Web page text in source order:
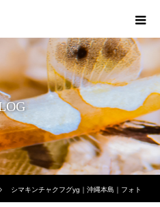
シマキンチャクフグyg｜沖縄本島｜フォト